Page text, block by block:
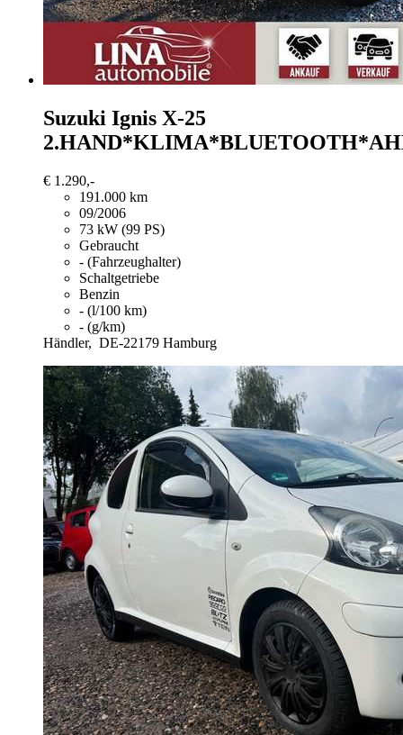
Suzuki Ignis X-25
€ 1.290,-
191.000 km
09/2006
73 kW (99 PS)
Gebraucht
- (Fahrzeughalter)
Schaltgetriebe
Benzin
- (l/100 km)
- (g/km)
Händler, DE-22179 Hamburg